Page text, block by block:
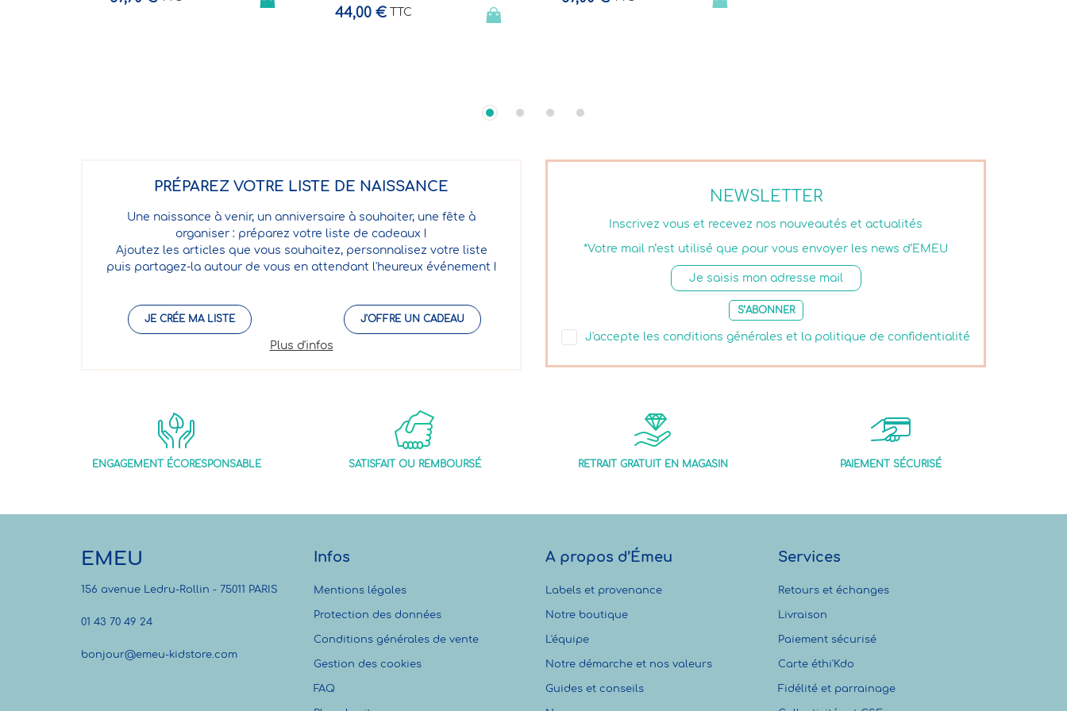
PRÉPAREZ VOTRE LISTE DE NAISSANCE
Une naissance à venir, un anniversaire à souhaiter, une fête à
organiser : préparez votre liste de cadeaux !
Ajoutez les articles que vous souhaitez, personnalisez votre liste
puis partagez-la autour de vous en attendant l'heureux événement !
JE CRÉE MA LISTE J'OFFRE UN CADEAU
Plus d'infos
NEWSLETTER
Inscrivez vous et recevez nos nouveautés et actualités
*Votre mail n’est utilisé que pour vous envoyer les news d’EMEU
S’ABONNER
J'accepte les conditions générales et la politique de confidentialité
ENGAGEMENT ÉCORESPONSABLE SATISFAIT OU REMBOURSÉ RETRAIT GRATUIT EN MAGASIN PAIEMENT SÉCURISÉ
EMEU
156 avenue Ledru-Rollin - 75011 PARIS
01 43 70 49 24
bonjour@emeu-kidstore.com
Infos
Mentions légales
Protection des données
Conditions générales de vente
Gestion des cookies
FAQ
A propos d’Émeu
Labels et provenance
Notre boutique
L'équipe
Notre démarche et nos valeurs
Guides et conseils
Services
Retours et échanges
Livraison
Paiement sécurisé
Carte éthi'Kdo
Fidélité et parrainage